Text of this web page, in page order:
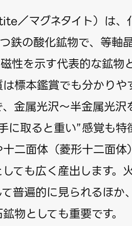
／マグネタイト）は、
鉄の酸化鉱物で、等軸
性を示す代表的な鉱物
標本鑑賞でも分かりや
金属光沢〜半金属光
に取ると重い”感覚も特
二面体（菱形十二面体
ても広く産出します。
普遍的に見られるほか
物としても重要です。